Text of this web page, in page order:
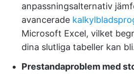
anpassningsalternativ
avancerade
Microsoft Excel, vilket
dina slutliga tabeller kan
Prestandaproblem med